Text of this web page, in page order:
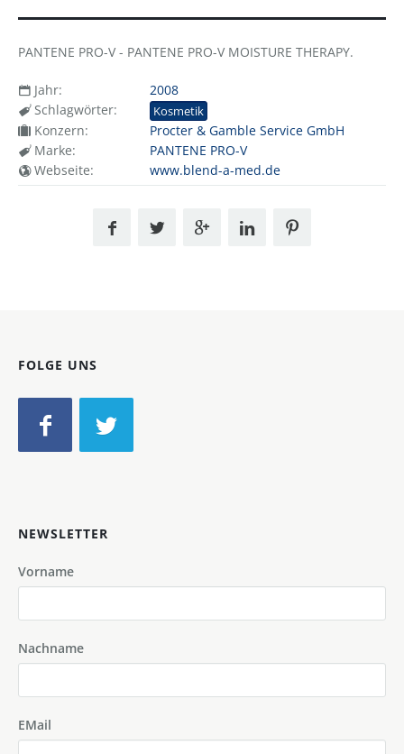
PANTENE PRO-V - PANTENE PRO-V MOISTURE THERAPY.
Jahr:
2008
Schlagwörter:
Kosmetik
Konzern:
Procter & Gamble Service GmbH
Marke:
PANTENE PRO-V
Webseite:
www.blend-a-med.de
FOLGE UNS
NEWSLETTER
Vorname
Nachname
EMail